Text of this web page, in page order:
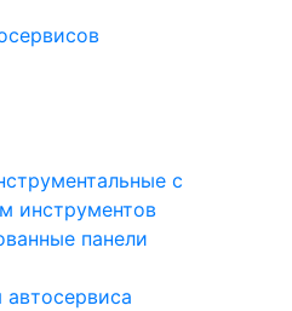
с
инструментов
панели